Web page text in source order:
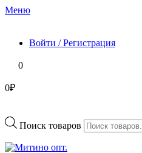
Меню
Войти / Регистрация
0
0₽
Поиск товаров